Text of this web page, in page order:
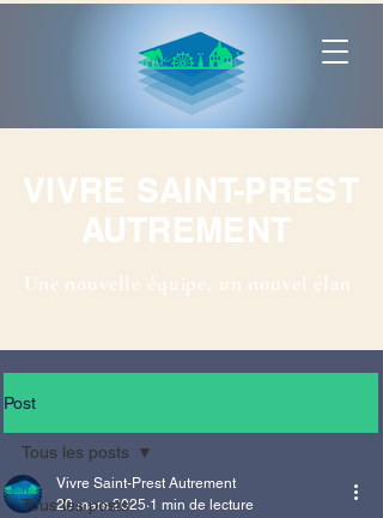
VIVRE SAINT-PREST
AUTREMENT
Une nouvelle équipe, un nouvel élan
Post
Tous les posts
Tous les posts
Vivre Saint-Prest Autrement
20 mars 2025 1 min de lecture